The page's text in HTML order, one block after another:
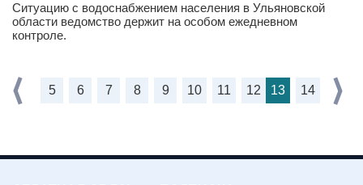
Ситуацию с водоснабжением населения в Ульяновской
области ведомство держит на особом ежедневном
контроле.
5 6 7 8 9 10 11 12 13 14